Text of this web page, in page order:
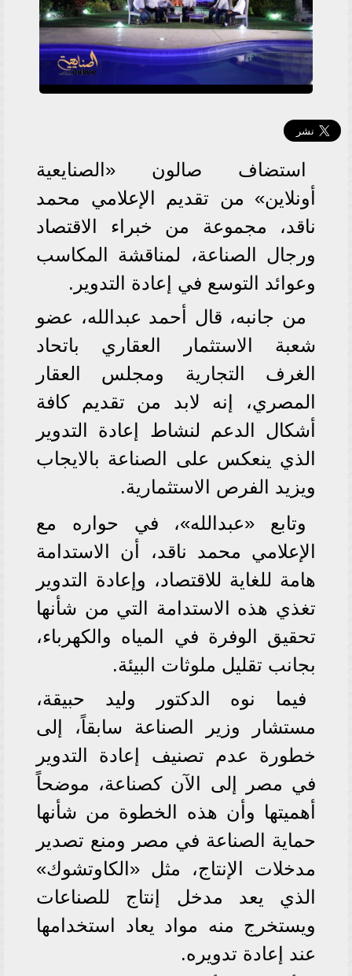
استضاف صالون «الصنايعية
أونلاين» من تقديم الإعلامي محمد
ناقد، مجموعة من خبراء الاقتصاد
ورجال الصناعة، لمناقشة المكاسب
وعوائد التوسع في إعادة التدوير.
من جانبه، قال أحمد عبدالله، عضو
شعبة الاستثمار العقاري باتحاد
الغرف التجارية ومجلس العقار
المصري، إنه لابد من تقديم كافة
أشكال الدعم لنشاط إعادة التدوير
الذي ينعكس على الصناعة بالايجاب
ويزيد الفرص الاستثمارية.
وتابع «عبدالله»، في حواره مع
الإعلامي محمد ناقد، أن الاستدامة
هامة للغاية للاقتصاد، وإعادة التدوير
تغذي هذه الاستدامة التي من شأنها
تحقيق الوفرة في المياه والكهرباء،
بجانب تقليل ملوثات البيئة.
فيما نوه الدكتور وليد حبيقة،
مستشار وزير الصناعة سابقاً، إلى
خطورة عدم تصنيف إعادة التدوير
في مصر إلى الآن كصناعة، موضحاً
أهميتها وأن هذه الخطوة من شأنها
حماية الصناعة في مصر ومنع تصدير
مدخلات الإنتاج، مثل «الكاوتشوك»
الذي يعد مدخل إنتاج للصناعات
ويستخرج منه مواد يعاد استخدامها
عند إعادة تدويره.